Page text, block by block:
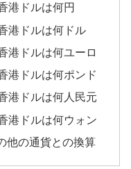
港ドルは何円
港ドルは何ドル
港ドルは何ユーロ
港ドルは何ポンド
港ドルは何人民元
港ドルは何ウォン
他の通貨との換算